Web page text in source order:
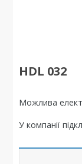
HDL 032
У компанії